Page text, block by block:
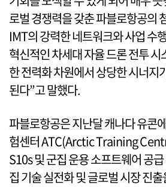
로벌 경쟁력을 갖춘 파블로항공의
IMT의 강력한 네트워크와 사업 수
혁신적인 차세대 자율 드론 전투
한 전력화 차원에서 상당한 시너지
된다”고 말했다.
파블로항공은 지난달 캐나다 유콘
험센터 ATC(Arctic Training
S10s 및 군집 운용 소프트웨어 공
집 기술 실전화 및 글로벌 시장 진